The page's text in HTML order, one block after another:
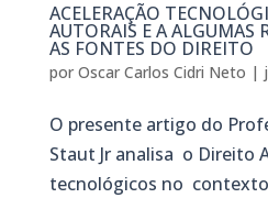
ACELERAÇÃO
AUTORAIS E A ALGUMAS
AS FONTES DO DIREITO
por Oscar Carlos Cidri Neto |
O presente artigo do
Staut Jr analisa o Direito
tecnológicos no